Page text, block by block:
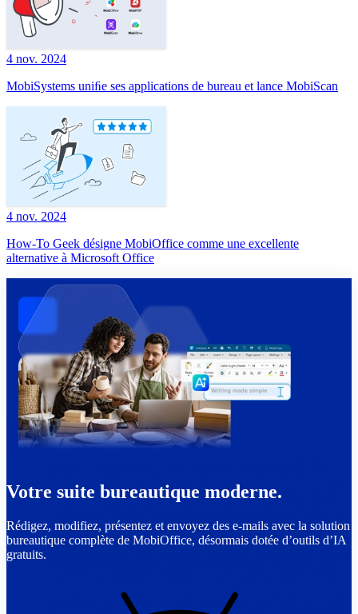
4 nov. 2024
MobiSystems uniﬁe ses applications de bureau et lance MobiScan
4 nov. 2024
How-To Geek désigne MobiOffice comme une excellente
alternative à Microsoft Office
Votre suite bureautique moderne.
Rédigez, modifiez, présentez et envoyez des e-mails avec la solution
bureautique complète de MobiOffice, désormais dotée d’outils d’IA
gratuits.